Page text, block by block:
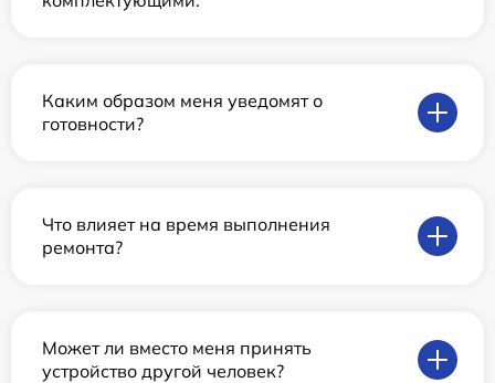
Каким образом меня уведомят о
готовности?
Что влияет на время выполнения
ремонта?
Может ли вместо меня принять
устройство другой человек?